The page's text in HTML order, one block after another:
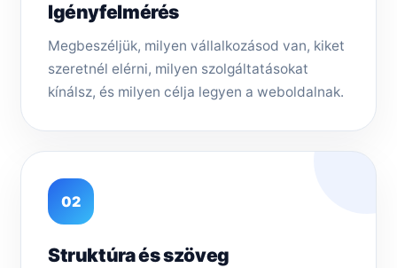
Igényfelmérés
Megbeszéljük, milyen vállalkozásod van, kiket
szeretnél elérni, milyen szolgáltatásokat
kínálsz, és milyen célja legyen a weboldalnak.
02
Struktúra és szöveg